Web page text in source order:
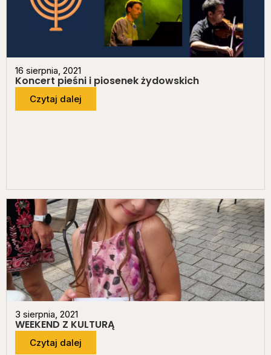
16 sierpnia, 2021
Koncert pieśni i piosenek żydowskich
Czytaj dalej
3 sierpnia, 2021
WEEKEND Z KULTURĄ
Czytaj dalej